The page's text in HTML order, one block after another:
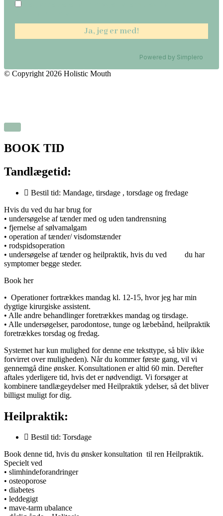
Powered by Simplero
© Copyright 2026 Holistic Mouth
BOOK TID
Tandlægetid:
Bestil tid: Mandage, tirsdage , torsdage og fredage
Hvis du ved du har brug for
• undersøgelse af tænder med og uden tandrensning
• fjernelse af sølvamalgam
• operation af tænder/ visdomstænder
• rodspidsoperation
• undersøgelse af tænder og heilpraktik, hvis du ved du har
symptomer begge steder.
Book her
• Operationer fortrækkes mandag kl. 12-15, hvor jeg har min
dygtige kirurgiske assistent.
• Alle andre behandlinger foretrækkes mandag og tirsdage.
• Alle undersøgelser, parodontose, tunge og læbebånd, heilpraktik
foretrækkes torsdag og fredag.
Systemet har kun mulighed for denne ene teksttype, så bliv ikke
forvirret over muligheden). Når du kommer første gang, vil vi
gennemgå dine ønsker. Konsultationen er altid 60 min. Derefter
aftales yderligere tid, hvis det er nødvendigt. Vi forsøger at
kombinere tandlægeydelser med Heilpraktik ydelser, så det bliver
billigst muligt for dig.
Heilpraktik:
Bestil tid: Torsdage
Book denne tid, hvis du ønsker konsultation til ren Heilpraktik.
Specielt ved
• slimhindeforandringer
• osteoporose
• diabetes
• leddegigt
• mave-tarm ubalance